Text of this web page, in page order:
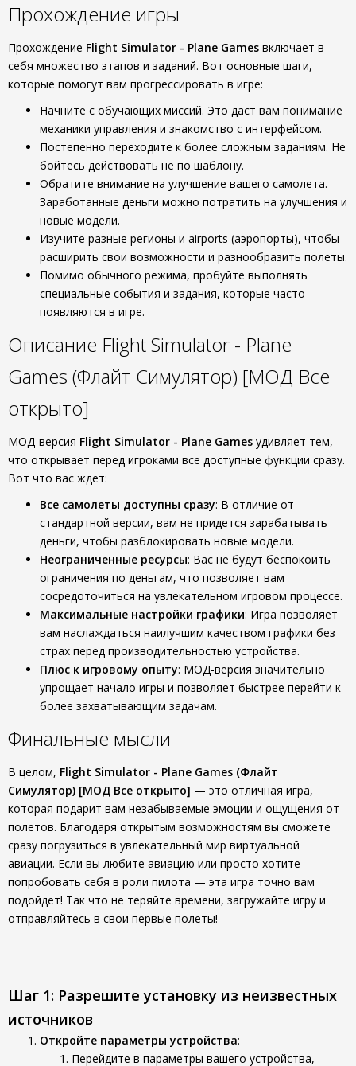
Прохождение игры
Прохождение Flight Simulator - Plane Games включает в
себя множество этапов и заданий. Вот основные шаги,
которые помогут вам прогрессировать в игре:
Начните с обучающих миссий. Это даст вам понимание
механики управления и знакомство с интерфейсом.
Постепенно переходите к более сложным заданиям. Не
бойтесь действовать не по шаблону.
Обратите внимание на улучшение вашего самолета.
Заработанные деньги можно потратить на улучшения и
новые модели.
Изучите разные регионы и airports (аэропорты), чтобы
расширить свои возможности и разнообразить полеты.
Помимо обычного режима, пробуйте выполнять
специальные события и задания, которые часто
появляются в игре.
Описание Flight Simulator - Plane
Games (Флайт Симулятор) [МОД Все
открыто]
МОД-версия Flight Simulator - Plane Games удивляет тем,
что открывает перед игроками все доступные функции сразу.
Вот что вас ждет:
Все самолеты доступны сразу: В отличие от
стандартной версии, вам не придется зарабатывать
деньги, чтобы разблокировать новые модели.
Неограниченные ресурсы: Вас не будут беспокоить
ограничения по деньгам, что позволяет вам
сосредоточиться на увлекательном игровом процессе.
Максимальные настройки графики: Игра позволяет
вам наслаждаться наилучшим качеством графики без
страх перед производительностью устройства.
Плюс к игровому опыту: МОД-версия значительно
упрощает начало игры и позволяет быстрее перейти к
более захватывающим задачам.
Финальные мысли
В целом, Flight Simulator - Plane Games (Флайт
Симулятор) [МОД Все открыто] — это отличная игра,
которая подарит вам незабываемые эмоции и ощущения от
полетов. Благодаря открытым возможностям вы сможете
сразу погрузиться в увлекательный мир виртуальной
авиации. Если вы любите авиацию или просто хотите
попробовать себя в роли пилота — эта игра точно вам
подойдет! Так что не теряйте времени, загружайте игру и
отправляйтесь в свои первые полеты!
Шаг 1: Разрешите установку из неизвестных
источников
Откройте параметры устройства:
Перейдите в параметры вашего устройства,